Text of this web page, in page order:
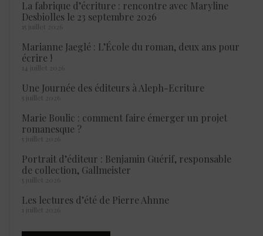
La fabrique d’écriture : rencontre avec Maryline
Desbiolles le 23 septembre 2026
15 juillet 2026
Marianne Jaeglé : L’École du roman, deux ans pour
écrire !
14 juillet 2026
Une Journée des éditeurs à Aleph-Ecriture
5 juillet 2026
Marie Boulic : comment faire émerger un projet
romanesque ?
5 juillet 2026
Portrait d’éditeur : Benjamin Guérif, responsable
de collection, Gallmeister
5 juillet 2026
Les lectures d’été de Pierre Ahnne
1 juillet 2026